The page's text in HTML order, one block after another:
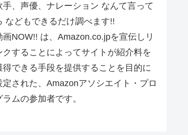
手、声優、ナレーション なんて言って
などもできるだけ調べます!!
画NOW!! は、Amazon.co.jpを宣伝しリ
クすることによってサイトが紹介料を
得できる手段を提供することを目的に
定された、Amazonアソシエイト・プロ
ラムの参加者です。